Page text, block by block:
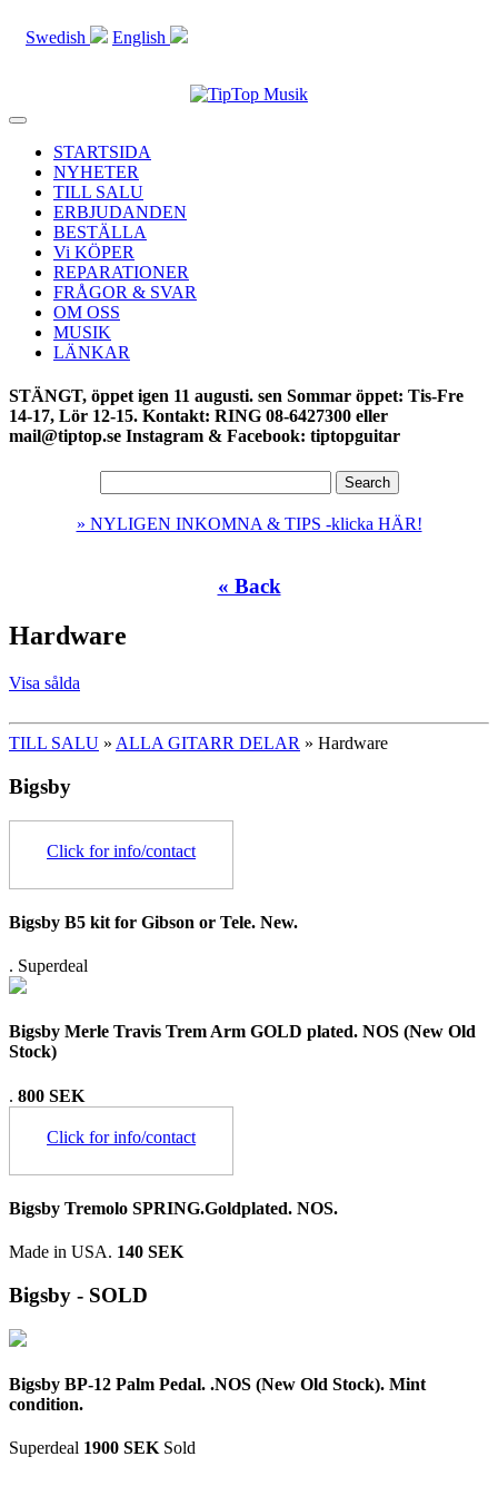
Swedish English
Toggle
navigationSTARTSIDA
NYHETER
TILL SALU
ERBJUDANDEN
BESTÄLLA
Vi KÖPER
REPARATIONER
FRÅGOR & SVAR
OM OSS
MUSIK
LÄNKAR
STÄNGT, öppet igen 11 augusti. sen Sommar öppet: Tis-Fre
14-17, Lör 12-15. Kontakt: RING 08-6427300 eller
mail@tiptop.se Instagram & Facebook: tiptopguitar
» NYLIGEN INKOMNA & TIPS -klicka HÄR!
« Back
Hardware
Visa sålda
TILL SALU » ALLA GITARR DELAR » Hardware
Bigsby
Click for info/contact
Bigsby B5 kit for Gibson or Tele. New.
. Superdeal
Bigsby Merle Travis Trem Arm GOLD plated. NOS (New Old
Stock)
. 800 SEK
Click for info/contact
Bigsby Tremolo SPRING.Goldplated. NOS.
Made in USA. 140 SEK
Bigsby - SOLD
Bigsby BP-12 Palm Pedal. .NOS (New Old Stock). Mint
condition.
Superdeal 1900 SEK Sold